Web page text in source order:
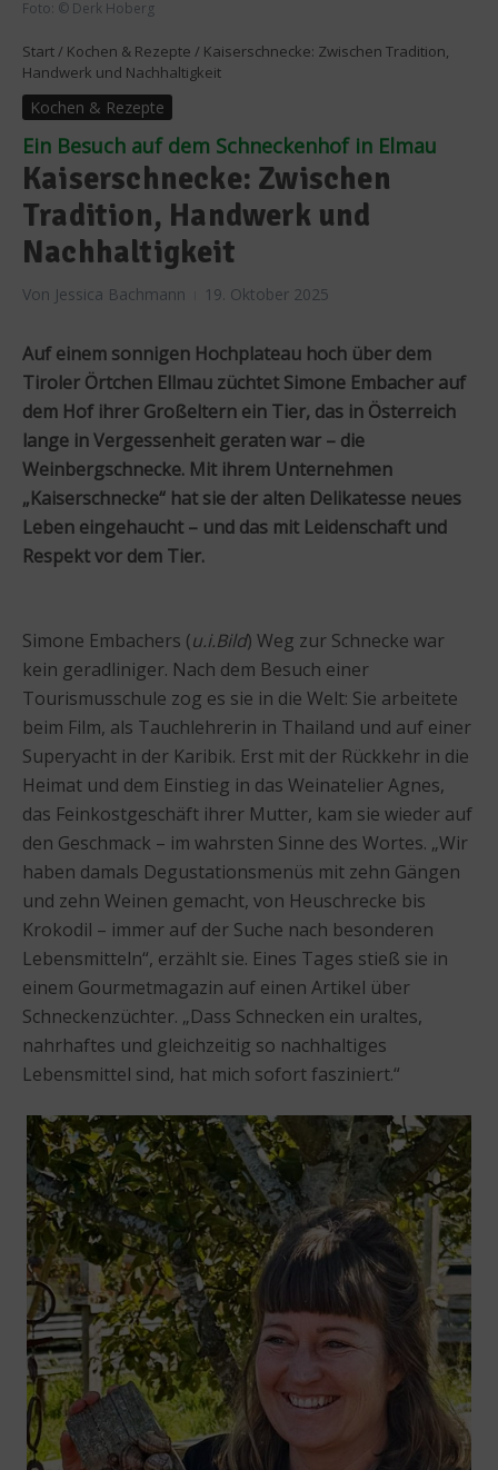
Foto: © Derk Hoberg
Start / Kochen & Rezepte / Kaiserschnecke: Zwischen Tradition,
Handwerk und Nachhaltigkeit
Kochen & Rezepte
Ein Besuch auf dem Schneckenhof in Elmau
Kaiserschnecke: Zwischen
Tradition, Handwerk und
Nachhaltigkeit
Von Jessica Bachmann 19. Oktober 2025
Auf einem sonnigen Hochplateau hoch über dem
Tiroler Örtchen Ellmau züchtet Simone Embacher auf
dem Hof ihrer Großeltern ein Tier, das in Österreich
lange in Vergessenheit geraten war – die
Weinbergschnecke. Mit ihrem Unternehmen
„Kaiserschnecke“ hat sie der alten Delikatesse neues
Leben eingehaucht – und das mit Leidenschaft und
Respekt vor dem Tier.
Simone Embachers (u.i.Bild) Weg zur Schnecke war
kein geradliniger. Nach dem Besuch einer
Tourismusschule zog es sie in die Welt: Sie arbeitete
beim Film, als Tauchlehrerin in Thailand und auf einer
Superyacht in der Karibik. Erst mit der Rückkehr in die
Heimat und dem Einstieg in das Weinatelier Agnes,
das Feinkostgeschäft ihrer Mutter, kam sie wieder auf
den Geschmack – im wahrsten Sinne des Wortes. „Wir
haben damals Degustationsmenüs mit zehn Gängen
und zehn Weinen gemacht, von Heuschrecke bis
Krokodil – immer auf der Suche nach besonderen
Lebensmitteln“, erzählt sie. Eines Tages stieß sie in
einem Gourmetmagazin auf einen Artikel über
Schneckenzüchter. „Dass Schnecken ein uraltes,
nahrhaftes und gleichzeitig so nachhaltiges
Lebensmittel sind, hat mich sofort fasziniert.“